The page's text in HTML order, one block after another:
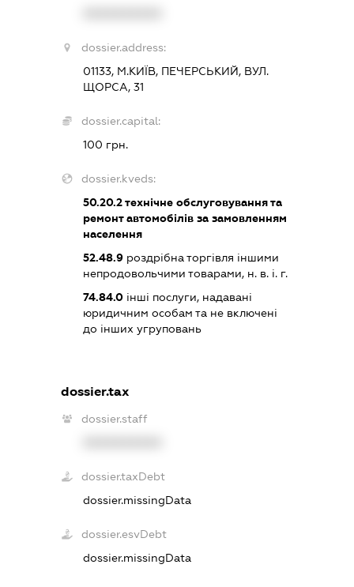
dossier.address:
01133, М.КИЇВ, ПЕЧЕРСЬКИЙ, ВУЛ.
ЩОРСА, 31
dossier.capital:
100 грн.
dossier.kveds:
50.20.2технічне обслуговування та
ремонт автомобілів за замовленням
населення
52.48.9 роздрібна торгівля іншими
непродовольчими товарами, н. в. і. г.
74.84.0 інші послуги, надавані
юридичним особам та не включені
до інших угруповань
dossier.tax
dossier.staff
dossier.taxDebt
dossier.missingData
dossier.esvDebt
dossier.missingData